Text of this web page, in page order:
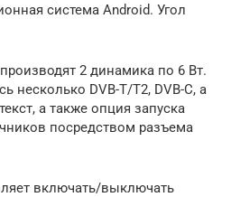
система Android. Угол
2 динамика по 6 Вт.
несколько DVB-T/Т2, DVB-C, а
а также опция запуска
посредством разъема
включать/выключать